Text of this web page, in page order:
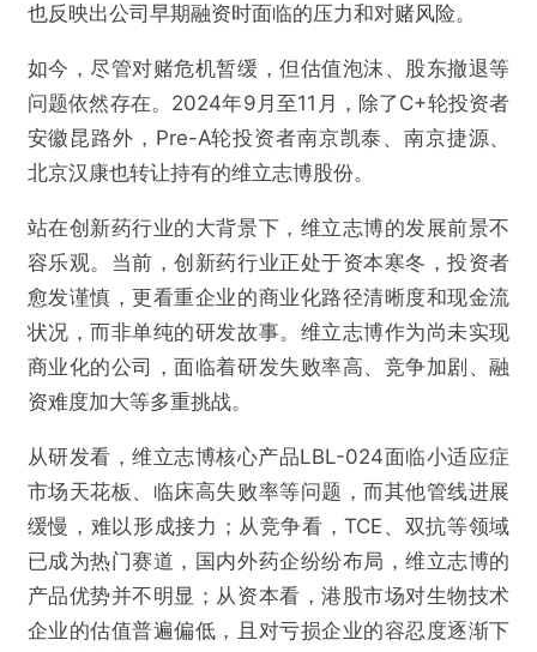
也反映出公司早期融资时面临的压力和对赌风险。
如今，尽管对赌危机暂缓，但估值泡沫、股东撤退等
问题依然存在。2024年9月至11月，除了C+轮投资者
安徽昆路外，Pre-A轮投资者南京凯泰、南京捷源、
北京汉康也转让持有的维立志博股份。
站在创新药行业的大背景下，维立志博的发展前景不
容乐观。当前，创新药行业正处于资本寒冬，投资者
愈发谨慎，更看重企业的商业化路径清晰度和现金流
状况，而非单纯的研发故事。维立志博作为尚未实现
商业化的公司，面临着研发失败率高、竞争加剧、融
资难度加大等多重挑战。
从研发看，维立志博核心产品LBL-024面临小适应症
市场天花板、临床高失败率等问题，而其他管线进展
缓慢，难以形成接力；从竞争看，TCE、双抗等领域
已成为热门赛道，国内外药企纷纷布局，维立志博的
产品优势并不明显；从资本看，港股市场对生物技术
企业的估值普遍偏低，且对亏损企业的容忍度逐渐下